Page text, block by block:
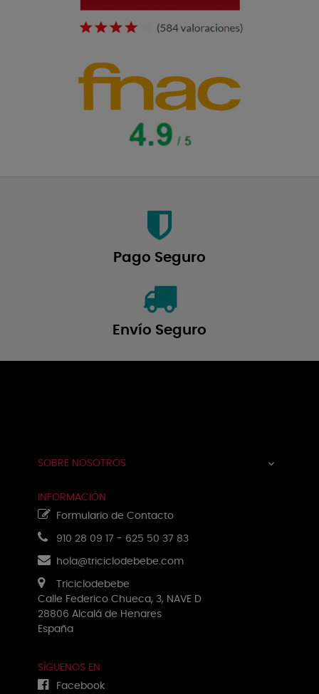
Pago Seguro
Envío Seguro
SOBRE NOSOTROS 
INFORMACIÓN
Formulario de Contacto
910 28 09 17 - 625 50 37 83
hola@triciclodebebe.com
Triciclodebebe
Calle Federico Chueca, 3, NAVE D
28806 Alcalá de Henares
España
SÍGUENOS EN
Facebook